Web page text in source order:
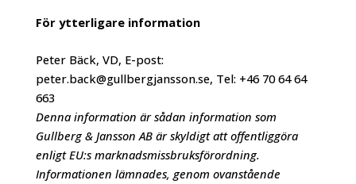
För ytterligare information
Peter Bäck, VD, E-post:
peter.back@gullbergjansson.se, Tel: +46 70 64 64
663
Denna information är sådan information som
Gullberg & Jansson AB är skyldigt att offentliggöra
enligt EU:s marknadsmissbruksförordning.
Informationen lämnades, genom ovanstående